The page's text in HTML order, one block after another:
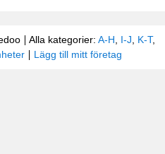
Alla kategorier: A-H I-J K-T,
Lägg till mitt företag